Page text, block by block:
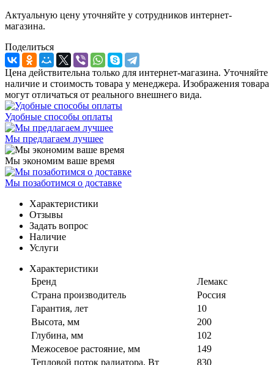
Актуальную цену уточняйте у сотрудников интернет-
магазина.
Поделиться
Цена действительна только для интернет-магазина. Уточняйте
наличие и стоимость товара у менеджера. Изображения товара
могут отличаться от реального внешнего вида.
Удобные способы оплаты
Мы предлагаем лучшее
Мы экономим ваше время
Мы позаботимся о доставке
Характеристики
Отзывы
Задать вопрос
Наличие
Услуги
Характеристики
Бренд
Лемакс
Страна производитель
Россия
Гарантия, лет
10
Высота, мм
200
Глубина, мм
102
Межосевое растояние, мм
149
Тепловой поток радиатора, Вт
830